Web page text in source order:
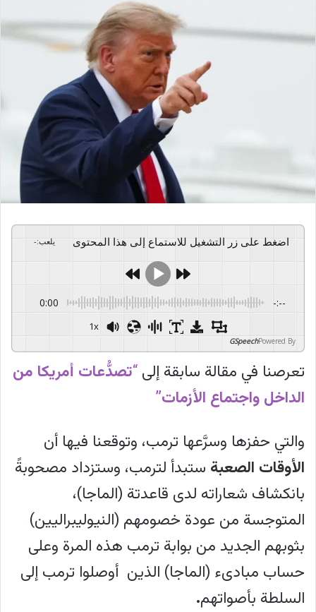
اضغط على زر التشغيل للاستماع إلى هذا المحتوى يلعب:
-
0:00 -:--
1x
Powered By
GSpeech
تعرصنا في مقالة سابقة إلى “تصدُّعات أمريكا من
الداخل واجتماع الأزمات”
والتي حفزها وسرَّعها ترمب، وتوقعنا فيها أن
الأوقات الصعبة ستبدأ لترمب، وستزداد مصحوبةً
بانكشاف شعاراته لدى قاعدتة (الماجا)،
المتوجسة من عودة خصومهم (النيوليبراليين)
بثوبهم الجديد من بوابة ترمب هذه المرة وعلى
حساب مبادىء (الماجا) الذين أوصلوا ترمب إلى
السلطة بأصواتهم.